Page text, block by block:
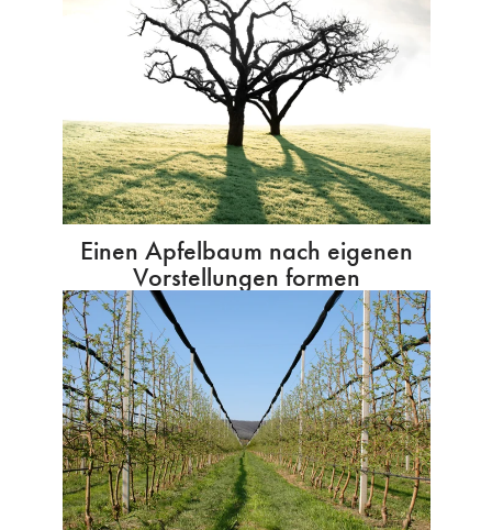
Einen Apfelbaum nach eigenen
Vorstellungen formen